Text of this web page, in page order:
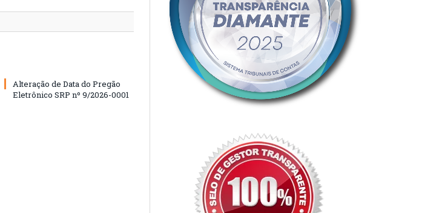
Alteração de Data do Pregão
Eletrônico SRP nº 9/2026-0001